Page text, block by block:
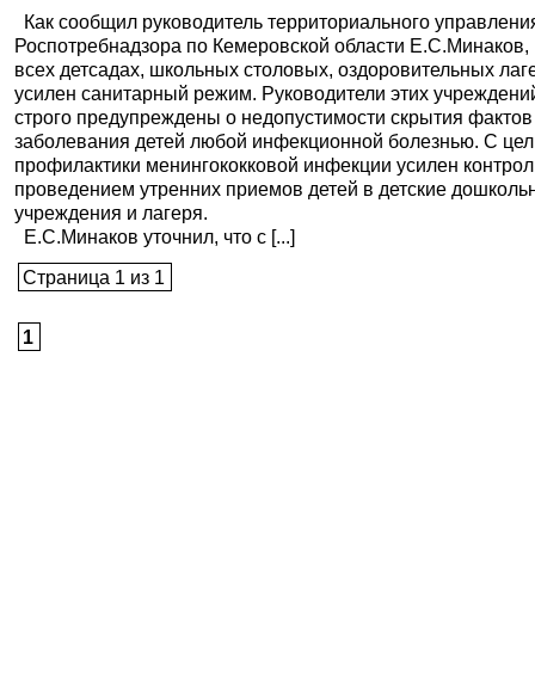
Как сообщил руководитель территориального
Роспотребнадзора по Кемеровской области Е.С.Минаков,
всех детсадах, школьных столовых, оздоровительных
усилен санитарный режим. Руководители этих
строго предупреждены о недопустимости скрытия фактов
заболевания детей любой инфекционной болезнью. С
профилактики менингококковой инфекции усилен
проведением утренних приемов детей в детские
учреждения и лагеря.
Е.С.Минаков уточнил, что с [...]
Страница 1 из 1
1